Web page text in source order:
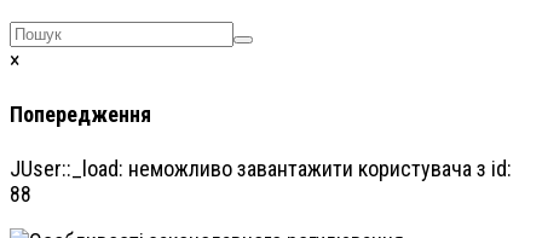
×
Попередження
JUser::_load: неможливо завантажити користувача з id:
88